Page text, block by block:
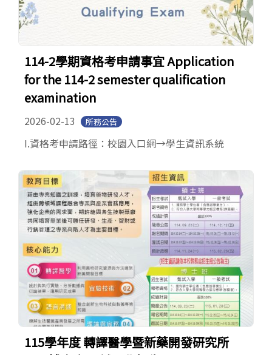
114-2學期資格考申請事宜 Application
for the 114-2 semester qualification
examination
2026-02-13 所務公告
I.資格考申請路徑：校園入口網→學生資訊系統
115學年度 轉譯醫學暨新藥開發研究所